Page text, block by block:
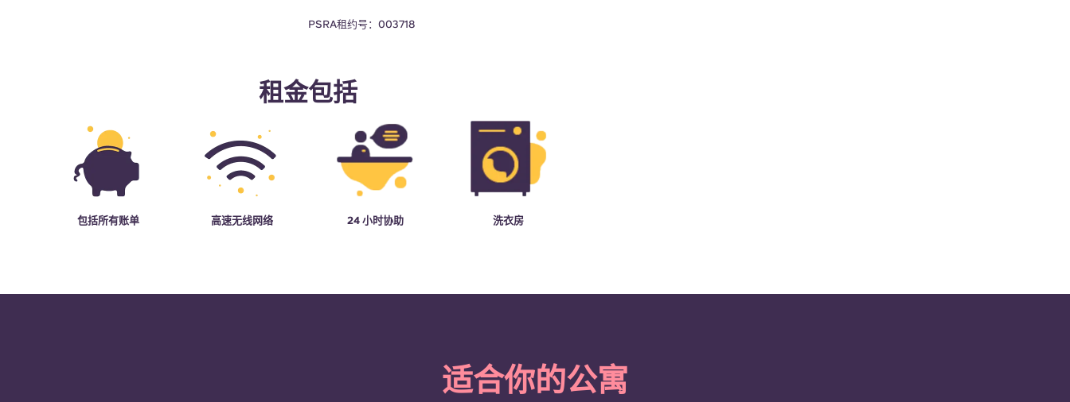
PSRA租约号：003718
租金包括
包括所有账单 高速无线网络 24 小时协助 洗衣房
适合你的公寓